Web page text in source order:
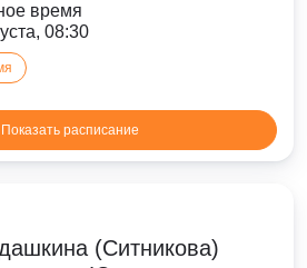
время
08:30
Показать расписание
(Ситникова)